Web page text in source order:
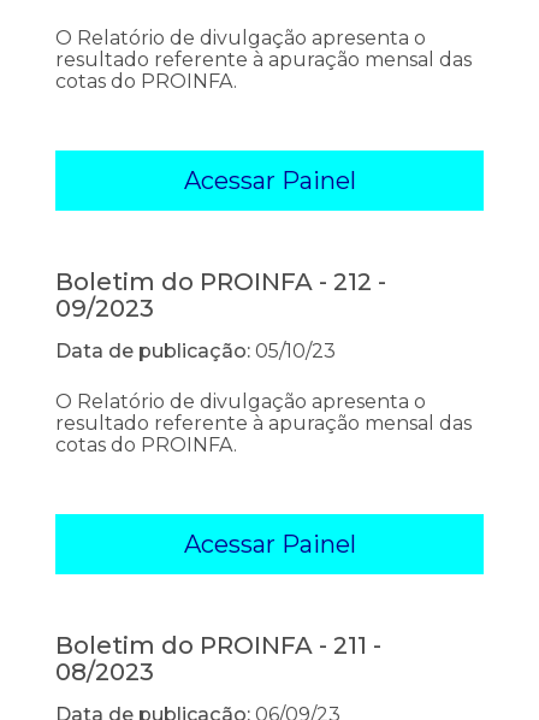
O Relatório de divulgação apresenta o
resultado referente à apuração mensal das
cotas do PROINFA.
Acessar Painel
Boletim do PROINFA - 212 -
09/2023
Data de publicação: 05/10/23
O Relatório de divulgação apresenta o
resultado referente à apuração mensal das
cotas do PROINFA.
Acessar Painel
Boletim do PROINFA - 211 -
08/2023
Data de publicação: 06/09/23